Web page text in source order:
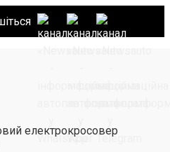
електрокросовер